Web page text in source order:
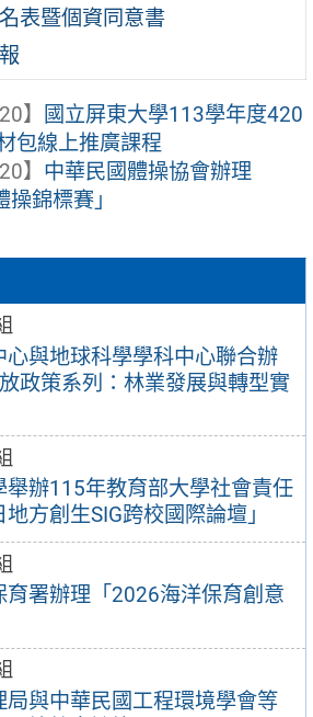
與地球科學學科中心聯合辦
政策系列：林業發展與轉型實
舉辦115年教育部大學社會責任
地方創生SIG跨校國際論壇」
育署辦理「2026海洋保育創意
局與中華民國工程環境學會等
表暨個資同意書
】
國立屏東大學113學年度420
包線上推廣課程
】 中華民國體操協會辦理
操錦標賽」